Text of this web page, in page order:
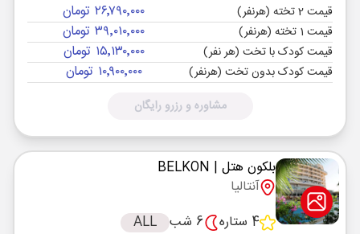
قیمت 2 تخته (هرنفر) ۲۶٬۷۹۰٬۰۰۰ تومان
قیمت 1 تخته (هرنفر) ۳۹٬۰۱۰٬۰۰۰ تومان
قیمت کودک با تخت (هر نفر) ۱۵٬۱۳۰٬۰۰۰ تومان
قیمت کودک بدون تخت (هرنفر) ۱۰٬۹۰۰٬۰۰۰ تومان
مشاوره و رزرو رایگان
بلکون هتل | BELKON
آنتالیا
4 ستاره
6 شب ALL